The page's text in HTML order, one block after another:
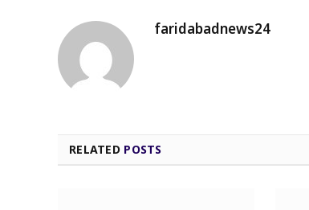
faridabadnews24
RELATED POSTS